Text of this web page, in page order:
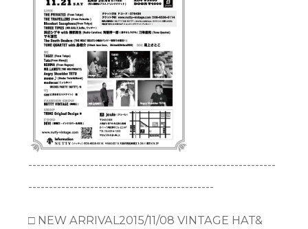
------------------------------------------------------------
---------------------------------------------
□ NEW ARRIVAL2015/11/08 VINTAGE HAT&